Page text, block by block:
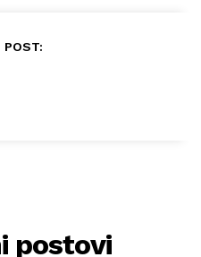
POST:
postovi